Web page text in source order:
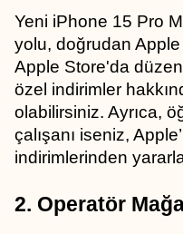
Yeni iPhone 15 Pro
yolu, doğrudan Apple
Apple Store'da
özel indirimler
olabilirsiniz. Ayrıca,
çalışanı iseniz,
indirimlerinden
2. Operatör